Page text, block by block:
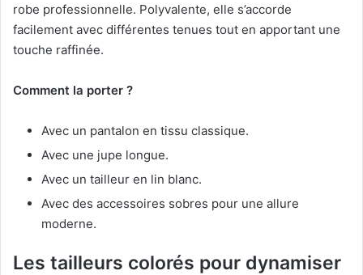
robe professionnelle. Polyvalente, elle s’accorde
facilement avec différentes tenues tout en apportant une
touche raffinée.
Comment la porter ?
Avec un pantalon en tissu classique.
Avec une jupe longue.
Avec un tailleur en lin blanc.
Avec des accessoires sobres pour une allure
moderne.
Les tailleurs colorés pour dynamiser